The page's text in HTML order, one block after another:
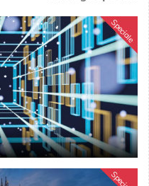
Speciale